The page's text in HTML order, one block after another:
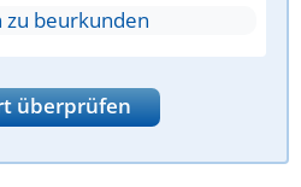
beurkunden
überprüfen